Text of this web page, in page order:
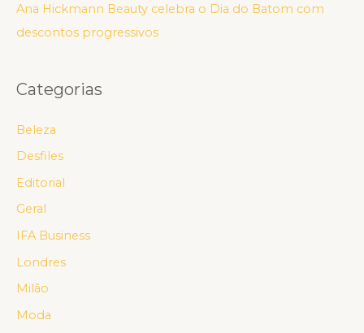
Ana Hickmann Beauty celebra o Dia do Batom com
descontos progressivos
Categorias
Beleza
Desfiles
Editorial
Geral
IFA Business
Londres
Milão
Moda